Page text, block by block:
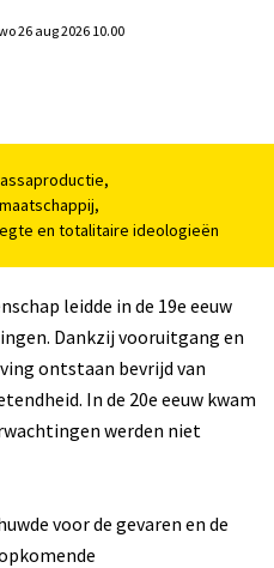
26 aug 2026 10.00
en totalitaire ideologieën
leidde in de 19e eeuw
Dankzij vooruitgang en
ontstaan bevrijd van
In de 20e eeuw kwam
werden niet
voor de gevaren en de